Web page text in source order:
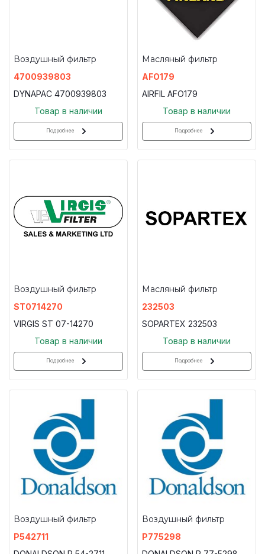
Воздушный фильтр
4700939803
DYNAPAC 4700939803
Товар в наличии
Подробнее
Масляный фильтр
AFO179
AIRFIL AFO179
Товар в наличии
Подробнее
Воздушный фильтр
ST0714270
VIRGIS ST 07-14270
Товар в наличии
Подробнее
Масляный фильтр
232503
SOPARTEX 232503
Товар в наличии
Подробнее
Воздушный фильтр
P542711
Воздушный фильтр
P775298